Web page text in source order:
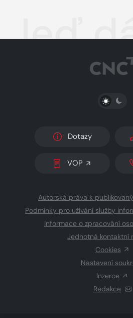
Jeď
Dotazy
VOP
Autorská práva k
Podmínky pro užívání služby
Informace o zpracování
Jednotná kontaktní
Cookies
Nastavení
Inzerce
Redakce